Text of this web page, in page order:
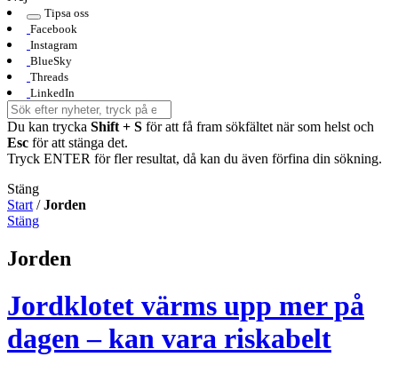
Tipsa oss
Facebook
Instagram
BlueSky
Threads
LinkedIn
Du kan trycka Shift + S för att få fram sökfältet när som helst och
Esc för att stänga det.
Tryck ENTER för fler resultat, då kan du även förfina din sökning.
Stäng
Start /Jorden
Stäng
Jorden
Jordklotet värms upp mer på
dagen – kan vara riskabelt